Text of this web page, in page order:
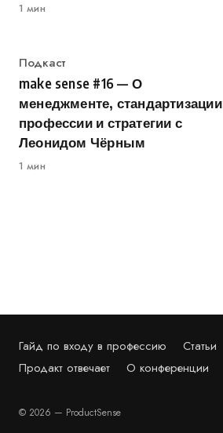
1 мин
Категория
Подкаст
make sense #16 — О
менеджменте, стандартизации
профессии и стратегии с
Леонидом Чёрным
1 мин
Гайд по входу в профессию Статьи
Продакт отвечает
О конференции
© 2026 — ProductSense